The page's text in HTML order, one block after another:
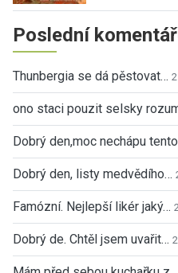
Poslední
Thunbergia se dá pěstovat…
ono staci pouzit selsky
Dobrý den,moc nechápu
Dobrý den, listy medvědího…
Famózní. Nejlepší likér jaký…
Dobrý de. Chtěl jsem uvařit…